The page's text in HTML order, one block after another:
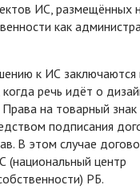
ИС, размещённых
как
к ИС заключаются
речь идёт о
на товарный знак
подписания
В этом случае
(национальный центр
РБ.